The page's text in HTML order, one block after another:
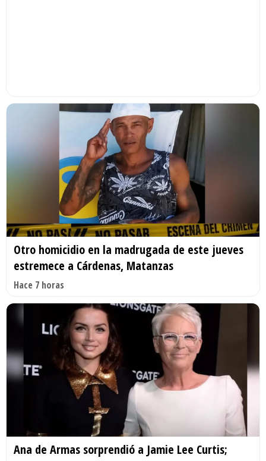
Otro homicidio en la madrugada de este jueves
estremece a Cárdenas, Matanzas
Hace 7 horas
Ana de Armas sorprendió a Jamie Lee Curtis;